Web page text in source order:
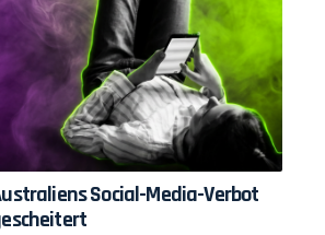
Social-Media-Verbot